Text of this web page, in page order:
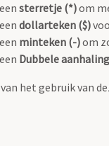
sterretje (*)om
dollarteken ($)
minteken (-)om
Dubbele
het gebruik van